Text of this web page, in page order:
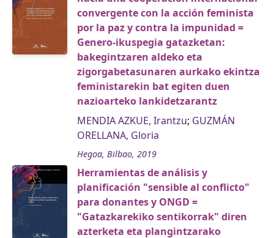
convergente con la acción feminista
por la paz y contra la impunidad =
Genero-ikuspegia gatazketan:
bakegintzaren aldeko eta
zigorgabetasunaren aurkako ekintza
feministarekin bat egiten duen
nazioarteko lankidetzarantz
MENDIA AZKUE, Irantzu; GUZMÁN
ORELLANA, Gloria
Hegoa, Bilbao, 2019
Herramientas de análisis y
planificación "sensible al conflicto"
para donantes y ONGD =
"Gatazkarekiko sentikorrak" diren
azterketa eta plangintzarako